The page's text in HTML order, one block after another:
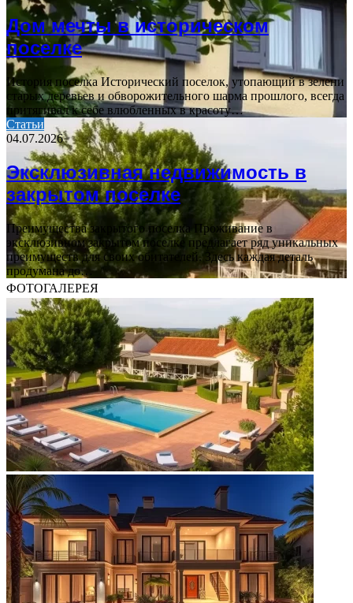
Дом мечты в историческом
поселке
История поселка Исторический поселок, утопающий в зелени
старых деревьев и обворожительного шарма прошлого, всегда
притягивал к себе влюбленных в красоту…
Статьи
04.07.2026
Эксклюзивная недвижимость в
закрытом поселке
Преимущества закрытого поселка Проживание в
эксклюзивном закрытом поселке предлагает ряд уникальных
преимуществ для своих обитателей. Здесь каждая деталь
продумана до…
ФОТОГАЛЕРЕЯ